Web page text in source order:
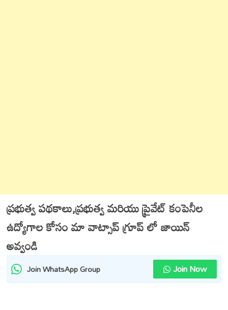
ప్రభుత్వ పథకాలు,ప్రభుత్వ మరియు ప్రైవేట్ కంపెనీల
ఉద్యోగాల కోసం మా వాట్సాప్ గ్రూప్ లో జాయిన్
అవ్వండి
Join WhatsApp Group Join Now